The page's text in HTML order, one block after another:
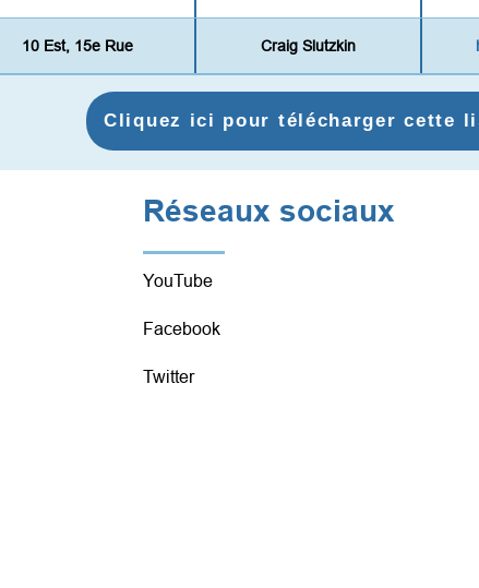
10 Est, 15e Rue Craig Slutzkin
Cliquez ici pour télécharger cette
Réseaux sociaux
YouTube
Facebook
Twitter